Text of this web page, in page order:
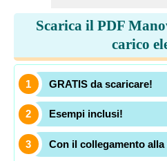
Scarica il PDF
carico
GRATIS da scaricare!
Esempi inclusi!
Con il collegamento